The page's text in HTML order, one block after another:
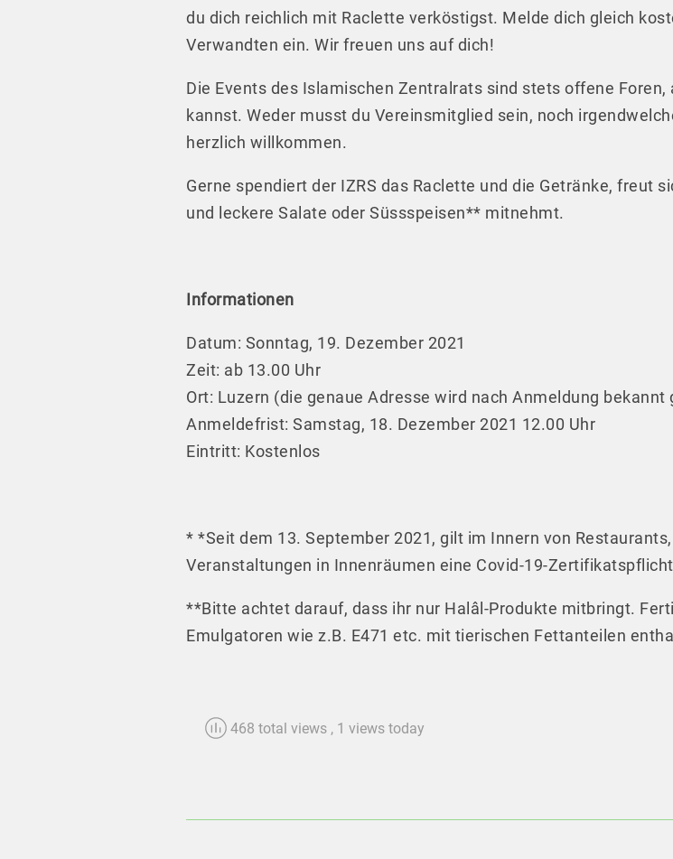
du dich reichlich mit Raclette verköstigst. Melde dich gleich
Verwandten ein. Wir freuen uns auf dich!
Die Events des Islamischen Zentralrats sind stets offene
kannst. Weder musst du Vereinsmitglied sein, noch
herzlich willkommen.
Gerne spendiert der IZRS das Raclette und die Getränke, freut
und leckere Salate oder Süssspeisen** mitnehmt.
Informationen
Datum: Sonntag, 19. Dezember 2021
Zeit: ab 13.00 Uhr
Ort: Luzern (die genaue Adresse wird nach Anmeldung bekannt
Anmeldefrist: Samstag, 18. Dezember 2021 12.00 Uhr
Eintritt: Kostenlos
* *Seit dem 13. September 2021, gilt im Innern von
Veranstaltungen in Innenräumen eine Covid-19-
**Bitte achtet darauf, dass ihr nur Halâl-Produkte mitbringt.
Emulgatoren wie z.B. E471 etc. mit tierischen Fettanteilen
468 total views , 1 views today